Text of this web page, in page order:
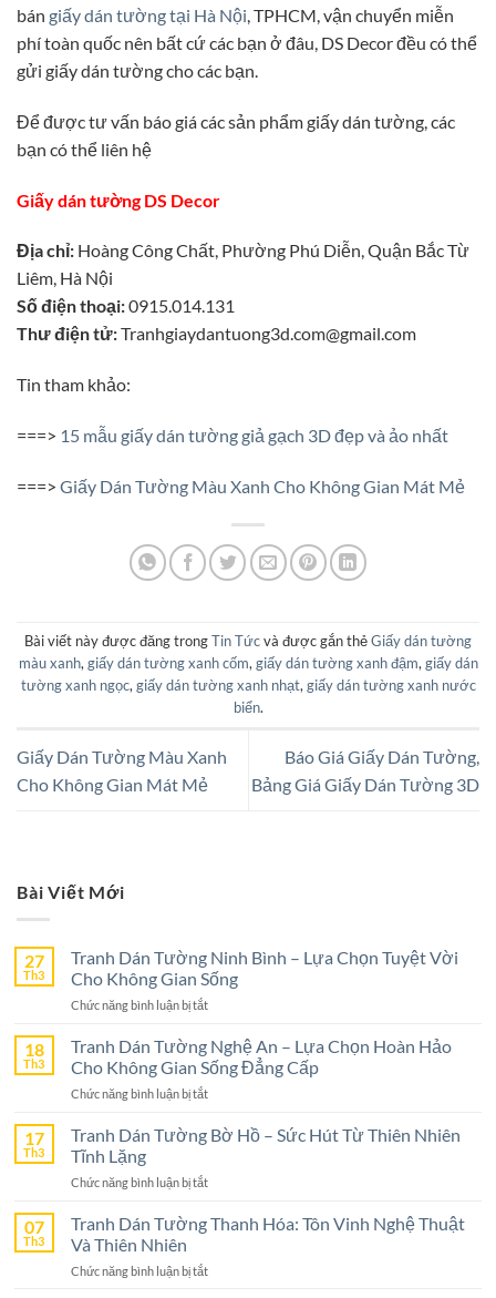
bán giấy dán tường tại Hà Nội, TPHCM, vận chuyển miễn
phí toàn quốc nên bất cứ các bạn ở đâu, DS Decor đều có thể
gửi giấy dán tường cho các bạn.
Để được tư vấn báo giá các sản phẩm giấy dán tường, các
bạn có thể liên hệ
Giấy dán tường DS Decor
Địa chỉ: Hoàng Công Chất, Phường Phú Diễn, Quận Bắc Từ
Liêm, Hà Nội
Số điện thoại:0915.014.131
Thư điện tử:Tranhgiaydantuong3d.com@gmail.com
Tin tham khảo:
===> 15 mẫu giấy dán tường giả gạch 3D đẹp và ảo nhất
===> Giấy Dán Tường Màu Xanh Cho Không Gian Mát Mẻ
Bài viết này được đăng trongTin Tứcvà được gắn thẻGiấy dán tường
màu xanh, giấy dán tường xanh cốm, giấy dán tường xanh đậm, giấy dán
tường xanh ngọc, giấy dán tường xanh nhạt, giấy dán tường xanh nước
biển.
Giấy Dán Tường Màu Xanh
Cho Không Gian Mát Mẻ
Báo Giá Giấy Dán Tường,
Bảng Giá Giấy Dán Tường 3D
Bài Viết Mới
27
Th3
Tranh Dán Tường Ninh Bình – Lựa Chọn Tuyệt Vời
Cho Không Gian Sống
Chức năng bình luận bị tắtở
Dán
Tường
Ninh
Bình
Lựa
Không
Sống
18
Th3
Tranh Dán Tường Nghệ An – Lựa Chọn Hoàn Hảo
Cho Không Gian Sống Đẳng Cấp
Chức năng bình luận bị tắtở
Dán
An
Lựa
17
Th3
Tranh Dán Tường Bờ Hồ – Sức Hút Từ Thiên Nhiên
Tĩnh Lặng
Chức năng bình luận bị tắtở
Dán
Tường
Hồ
07
Th3
Tranh Dán Tường Thanh Hóa: Tôn Vinh Nghệ Thuật
Và Thiên Nhiên
Chức năng bình luận bị tắtở